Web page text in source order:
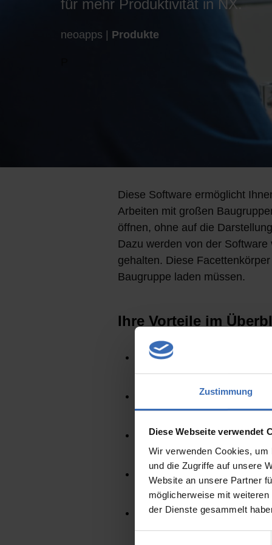
Zustimmung
Diese Webseite verwendet
Wir verwenden Cookies,
und die Zugriffe auf unsere
Website an unsere Partner
möglicherweise mit
der Dienste gesammelt
für mehr Produktivität in NX.
neoapps | Produkte
Diese Software ermöglicht
Arbeiten mit großen
öffnen, ohne auf die
Dazu werden von der
gehalten. Diese
Baugruppe laden müssen.
Ihre Vorteile im
Zeitersparnis beim
um bis zu 90%.
Zuverlässiges Arbeiten
Representations in den
Zusätzliche Features für
Large Assemblies“.
Rep-Bookmarks um
abspeichern zu können.
Umschalten von
Representations möglich.